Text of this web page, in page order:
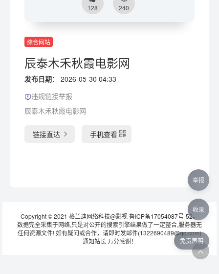
128 240
综合网站
辰泰木禾秋霞电影网
发布日期：
2026-05-30 04:33
违规链接举报
辰泰木禾秋霞电影网
链接直达 手机查看
Copyright © 2021 格兰迪网络科技@影视鲁ICP备17054087号-52。
数据完全采集于网络,只是对公开的搜索引擎结果做了一定整合,服务器无
任何资源文件! 如有疑问或合作，请即时发邮件(1322690489@qq.com)
通知站长 万分感谢！
免责声明
举报
收录